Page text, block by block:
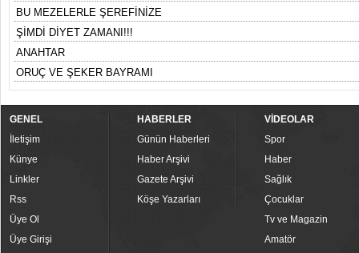
BU MEZELERLE ŞEREFİNİZE
ŞİMDİ DİYET ZAMANI!!!
ANAHTAR
ORUÇ VE ŞEKER BAYRAMI
GENEL
İletişim
Künye
Linkler
Rss
Üye Ol
Üye Girişi
HABERLER
Günün Haberleri
Haber Arşivi
Gazete Arşivi
Köşe Yazarları
VİDEOLAR
Spor
Haber
Sağlık
Çocuklar
Tv ve Magazin
Amatör